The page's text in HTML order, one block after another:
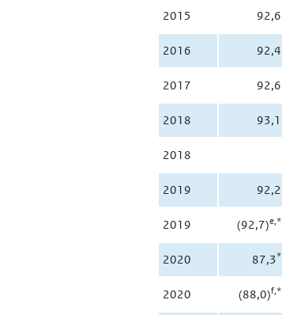
2015 92,6
2016 92,4
2017 92,6
2018 93,1
2018
2019 92,2
2019 (92,7)e,*
2020 87,3*
2020 (88,0)f,*